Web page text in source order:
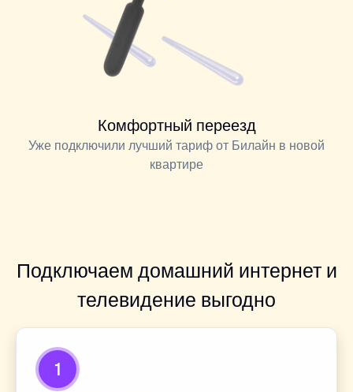
Комфортный переезд
Уже подключили лучший тариф от Билайн в новой
квартире
Подключаем домашний интернет и
телевидение выгодно
1